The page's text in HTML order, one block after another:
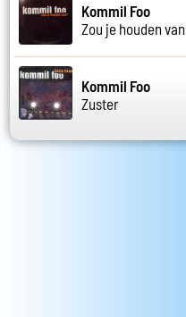
Kommil Foo
Zou je houden van
Kommil Foo
Zuster